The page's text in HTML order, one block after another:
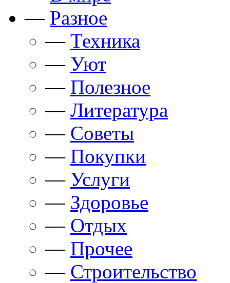
— Разное
— Техника
— Уют
— Полезное
— Литература
— Советы
— Покупки
— Услуги
— Здоровье
— Отдых
— Прочее
— Строительство